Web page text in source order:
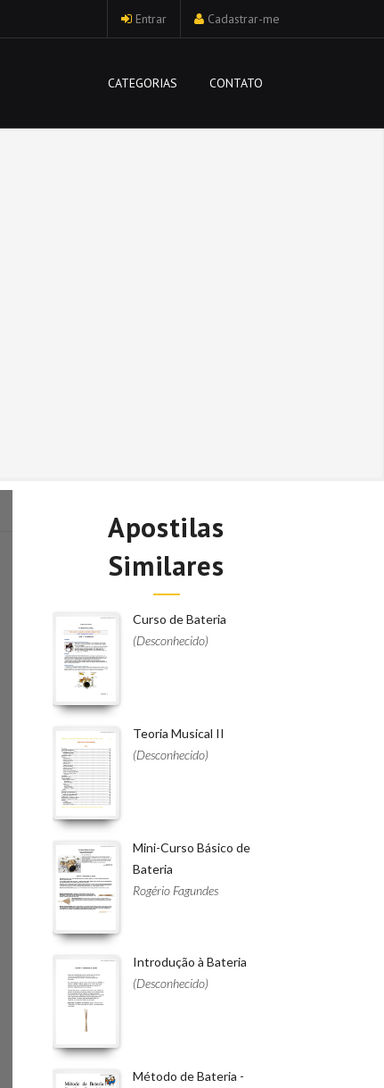
Entrar Cadastrar-me
CATEGORIAS CONTATO
Apostilas
Similares
Curso de Bateria
(Desconhecido)
Teoria Musical II
(Desconhecido)
Mini-Curso Básico de
Bateria
Rogério Fagundes
Introdução à Bateria
(Desconhecido)
Método de Bateria -